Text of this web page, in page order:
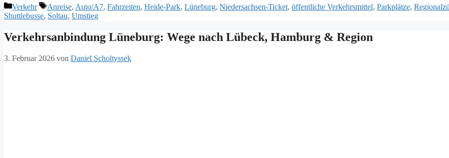
Kategorien
Verkehr Schlagwörter
Anreise, Auto/A7, Fahrzeiten, Heide-Park, Lüneburg, Niedersachsen-Ticket, öffentliche Verkehrsmittel, Parkplätze,
Shuttlebusse, Soltau, Umstieg
Verkehrsanbindung Lüneburg: Wege nach Lübeck, Hamburg & Region
3. Februar 2026 von Daniel Scholtyssek